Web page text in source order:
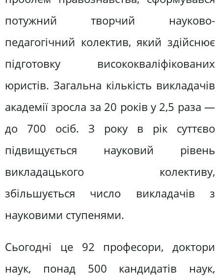
потужний творчий науково-
педагогічний колектив, який здійснює
підготовку висококваліфікованих
юристів. Загальна кількість викладачів
академії зросла за 20 років у 2,5 раза —
до 700 осіб. З року в рік суттєво
підвищується науковий рівень
викладацького колективу,
збільшується число викладачів з
науковими ступенями.
Сьогодні це 92 професори, доктори
наук, понад 500 кандидатів наук,